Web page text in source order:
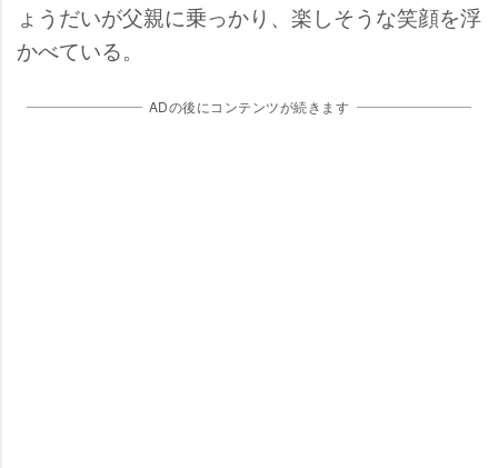
ょうだいが父親に乗っかり、楽しそうな笑顔を浮
かべている。
ADの後にコンテンツが続きます